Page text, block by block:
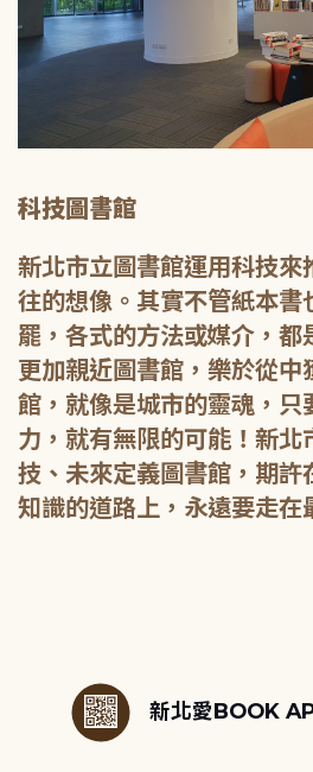
科技圖書館
新北市立圖書館運用科技來
往的想像。其實不管紙本書
罷，各式的方法或媒介，都
更加親近圖書館，樂於從中
館，就像是城市的靈魂，只
力，就有無限的可能！新北
技、未來定義圖書館，期許
知識的道路上，永遠要走在
新北愛BOOK